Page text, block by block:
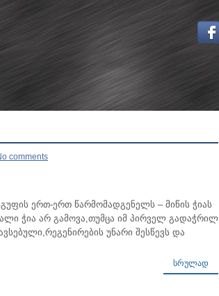
comments
ერთ-ერთ წარმომადგენელს – მიწის ჭიას
ჭია არ გამოვა,თუმცა იმ პირველ გადაჭრილ
უნარი შესწევს და
ᲡᲠᲣᲚᲐᲓ